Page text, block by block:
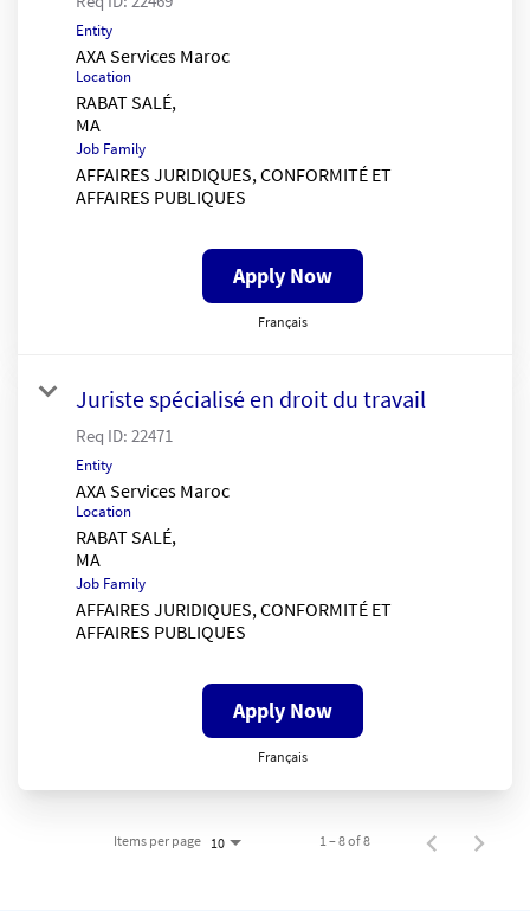
Entity
AXA Services Maroc
Location
RABAT SALÉ,
Job Family
AFFAIRES JURIDIQUES, CONFORMITÉ ET
AFFAIRES PUBLIQUES
Apply Now
Français
Juriste spécialisé en droit du travail
Req ID: 22471
Entity
AXA Services Maroc
Location
RABAT SALÉ,
Job Family
AFFAIRES JURIDIQUES, CONFORMITÉ ET
AFFAIRES PUBLIQUES
Apply Now
Français
Items per page 10 1 – 8 of 8